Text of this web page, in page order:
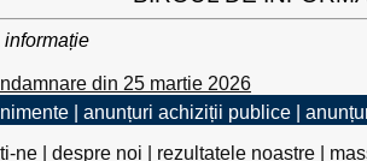
din 25 martie 2026
| anunțuri achiziții publice|
ne| despre noi rezultatele noastre|